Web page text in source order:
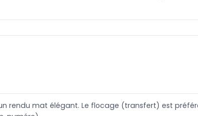
rendu mat élégant. Le flocage (transfert) est